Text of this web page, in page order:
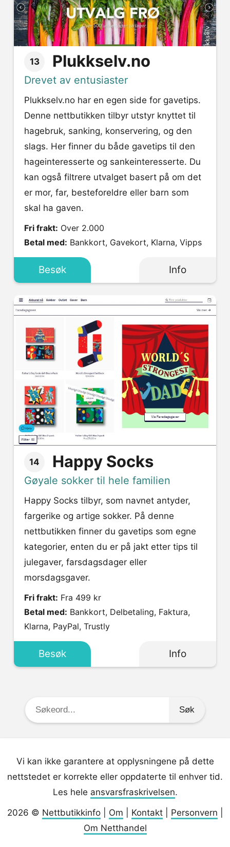
13 Plukkselv.no
Drevet av entusiaster
Plukkselv.no har en egen side for gavetips.
Denne nettbutikken tilbyr utstyr knyttet til
hagebruk, sanking, konservering, og den
slags. Her finner du både gavetips til den
hageinteresserte og sankeinteresserte. Du
kan også filtrere utvalget basert på om det
er mor, far, besteforeldre eller barn som
skal ha gaven.
Fri frakt: Over 2.000
Betal med: Bankkort, Gavekort, Klarna, Vipps
Besøk Info
14 Happy Socks
Gøyale sokker til hele familien
Happy Socks tilbyr, som navnet antyder,
fargerike og artige sokker. På denne
nettbutikken finner du gavetips som egne
kategorier, enten du er på jakt etter tips til
julegaver, farsdagsdager eller
morsdagsgaver.
Fri frakt: Fra 499 kr
Betal med:
Klarna, PayPal, Trustly
Besøk Info
Søkeord:
Vi kan ikke garantere at opplysningene på dette
nettstedet er korrekte eller oppdaterte til enhver tid.
Les hele ansvarsfraskrivelsen.
2026 © Nettbutikkinfo| Om Kontakt| Personvern
Om Netthandel